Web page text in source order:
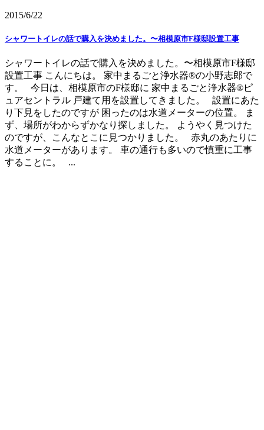
2015/6/22
シャワートイレの話で購入を決めました。〜相模原市F様邸設置工事
シャワートイレの話で購入を決めました。〜相模原市F様邸
設置工事 こんにちは。 家中まるごと浄水器®の小野志郎で
す。 今日は、相模原市のF様邸に 家中まるごと浄水器®ピ
ュアセントラル 戸建て用を設置してきました。 設置にあた
り下見をしたのですが 困ったのは水道メーターの位置。 ま
ず、場所がわからずかなり探しました。 ようやく見つけた
のですが、こんなとこに見つかりました。 赤丸のあたりに
水道メーターがあります。 車の通行も多いので慎重に工事
することに。 ...